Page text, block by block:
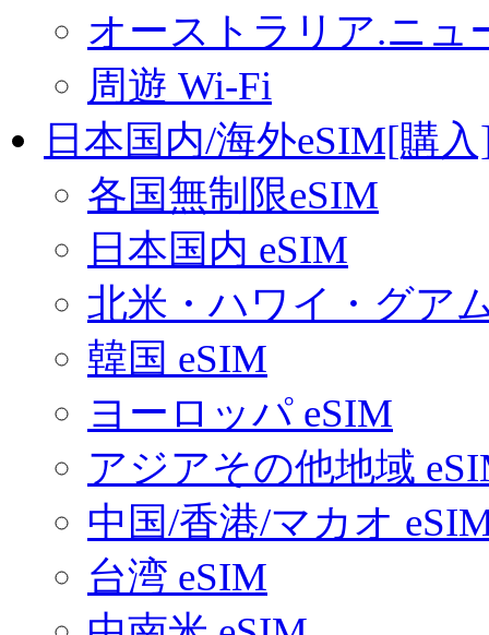
オーストラリア.ニュ
周遊 Wi-Fi
日本国内/海外eSIM[購
各国無制限eSIM
日本国内 eSIM
北米・ハワイ・グア
韓国 eSIM
ヨーロッパ eSIM
アジアその他地域
中国/香港/マカオ
台湾 eSIM